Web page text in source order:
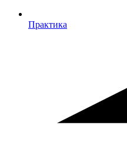
Практика
Практика